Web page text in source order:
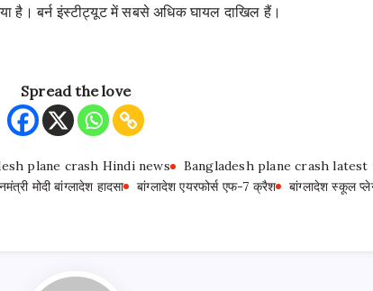
है। बर्न इंस्टीट्यूट में सबसे अधिक घायल दाखिल हैं।
Spread the love
plane crash Hindi news
Bangladesh plane crash latest
मोदी बांग्लादेश हादसा बांग्लादेश एयरफोर्स एफ-7 क्रैश
बांग्लादेश स्कूल